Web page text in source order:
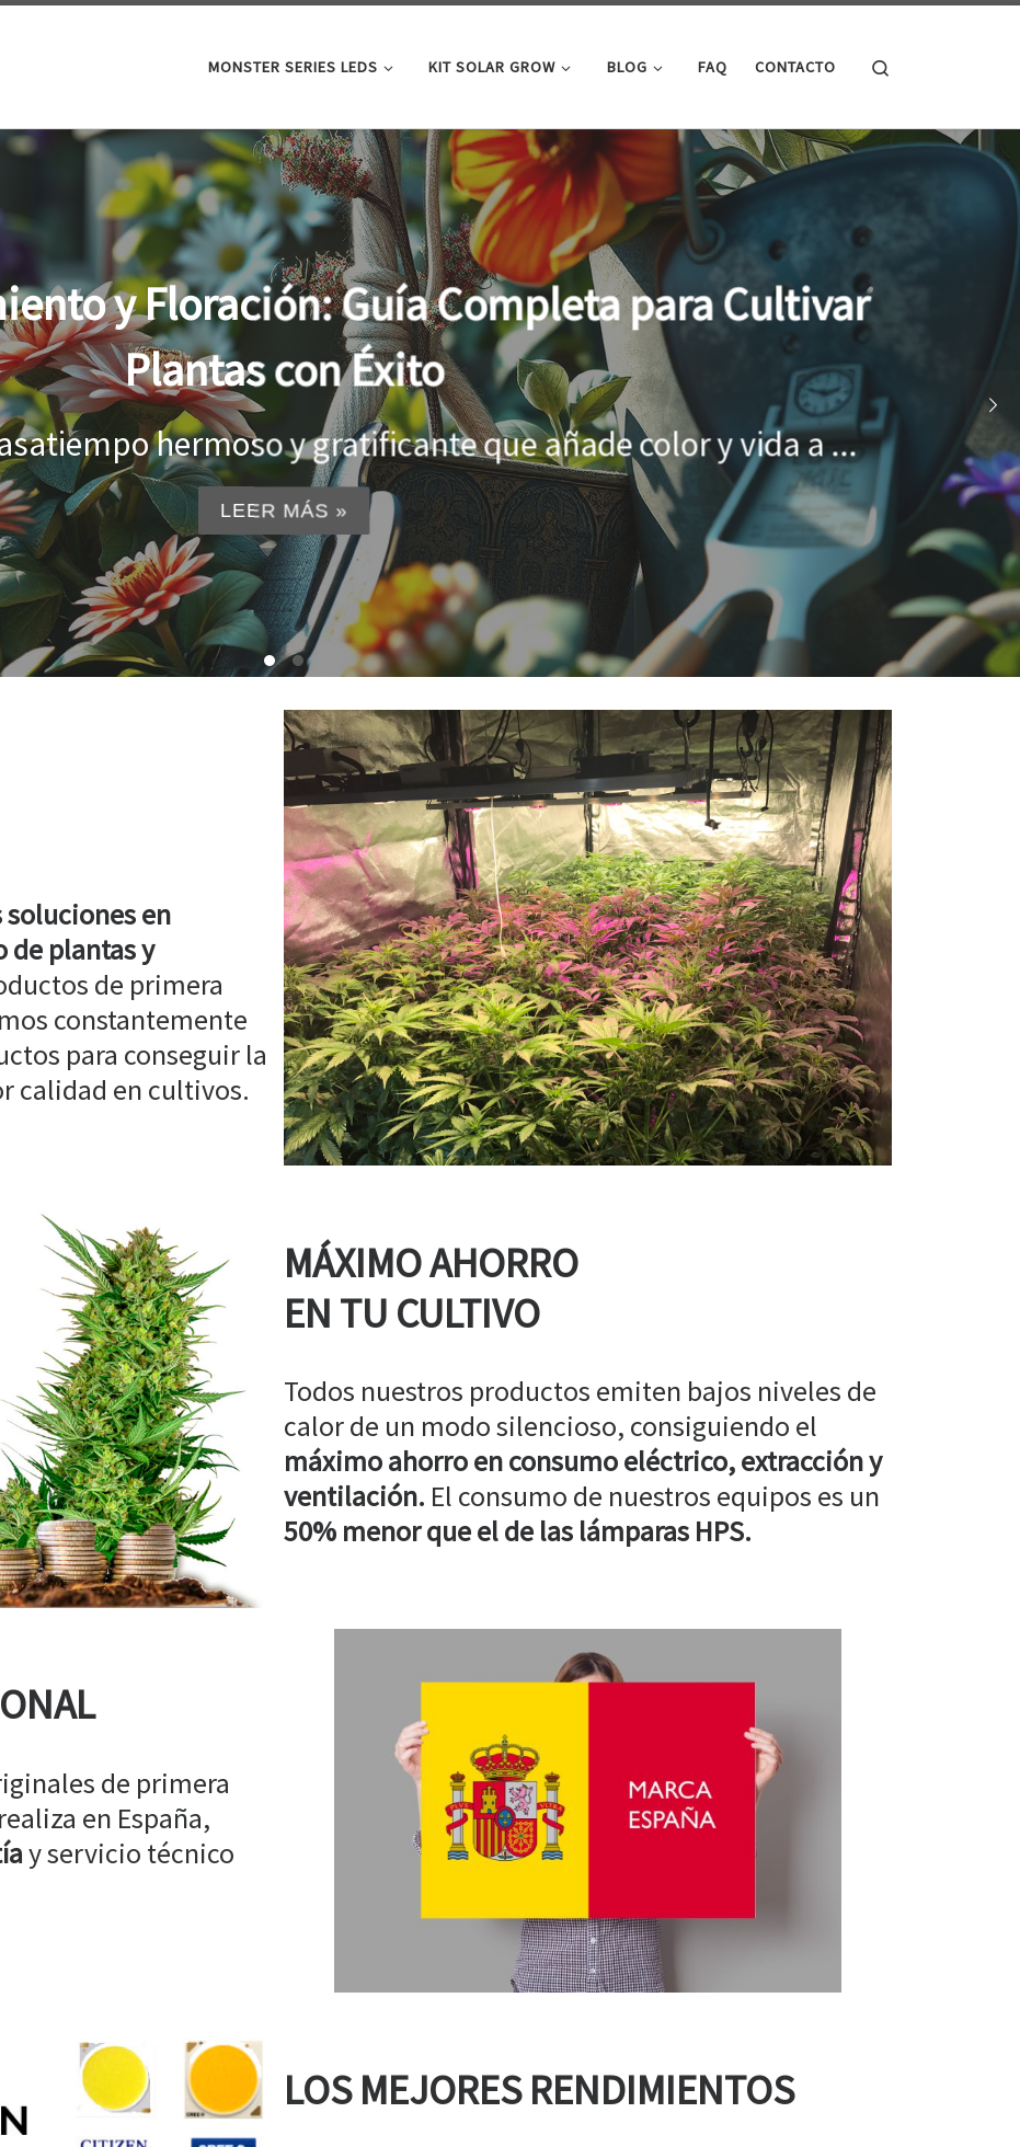
MONSTER SERIES LEDS KIT SOLAR GROW BLOG FAQ CONTACTO
la clave para un crecimiento óptimo de
tus plantas
el interior, es importante proporcionar el entorno adecuado
...
LEER MÁS »
en
plantas y
de primera
constantemente
para conseguir la
calidad en cultivos.
MÁXIMO AHORRO
EN TU CULTIVO
Todos nuestros productos emiten bajos niveles de
calor de un modo silencioso, consiguiendo el
máximo ahorro en consumo eléctrico, extracción y
ventilación. El consumo de nuestros equipos es un
50% menor que el de las lámparas HPS.
de primera
en España,
y servicio técnico
LOS MEJORES RENDIMIENTOS